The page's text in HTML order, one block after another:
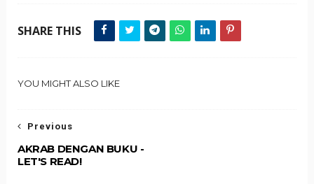
SHARE THIS
YOU MIGHT ALSO LIKE
Previous
AKRAB DENGAN BUKU -
LET'S READ!